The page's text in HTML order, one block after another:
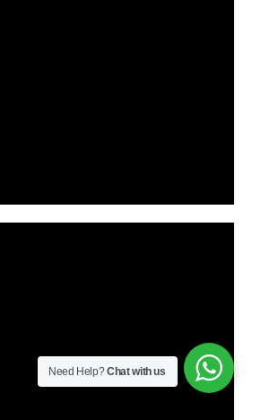
Need Help?Chat with us